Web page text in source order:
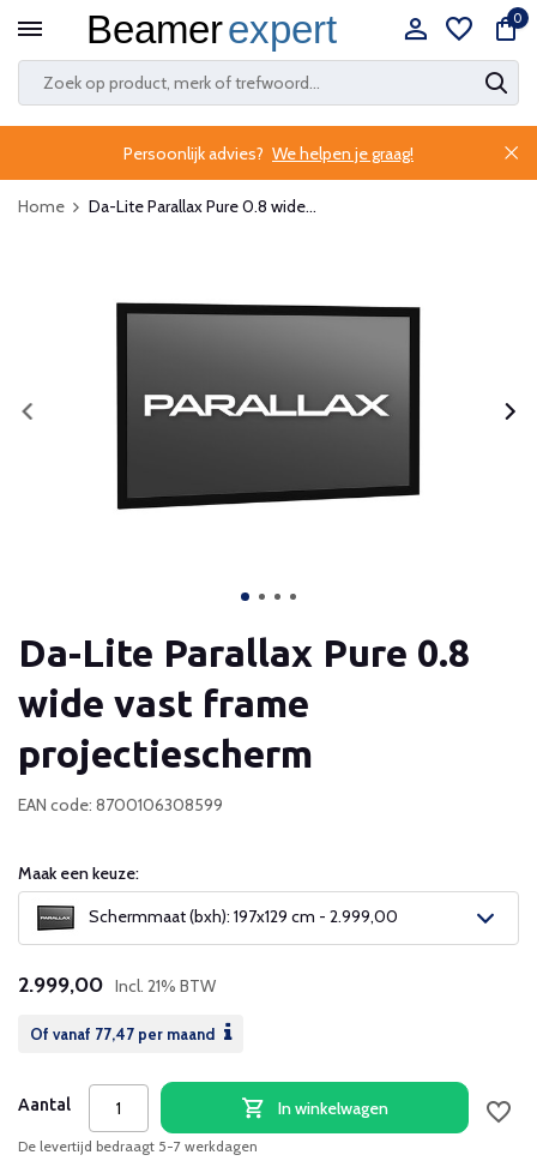
0
Persoonlijk advies? We helpen je graag!
Home Da-Lite Parallax Pure 0.8 wide...
Da-Lite Parallax Pure 0.8
wide vast frame
projectiescherm
EAN code: 8700106308599
Maak een keuze:
Schermmaat (bxh): 197x129 cm - 2.999,00
2.999,00 Incl. 21% BTW
Of vanaf 77,47 per maand
Aantal In winkelwagen
De levertijd bedraagt 5-7 werkdagen